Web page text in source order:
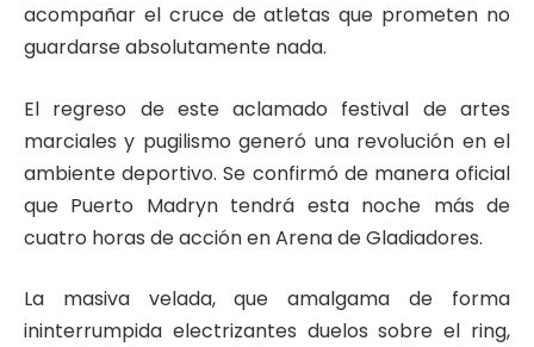
acompañar el cruce de atletas que prometen no
guardarse absolutamente nada.
El regreso de este aclamado festival de artes
marciales y pugilismo generó una revolución en el
ambiente deportivo. Se confirmó de manera oficial
que Puerto Madryn tendrá esta noche más de
cuatro horas de acción en Arena de Gladiadores.
La masiva velada, que amalgama de forma
ininterrumpida electrizantes duelos sobre el ring,